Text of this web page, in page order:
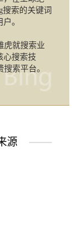
索的关键词
。
虎就搜索业
心搜索技
索平台。
源